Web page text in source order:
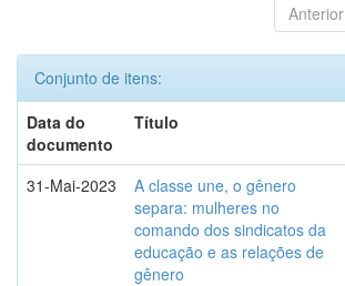
Anterior
Conjunto de itens:
Data do
documento
Título
31-Mai-2023
A classe une, o gênero
separa: mulheres no
comando dos sindicatos da
educação e as relações de
gênero